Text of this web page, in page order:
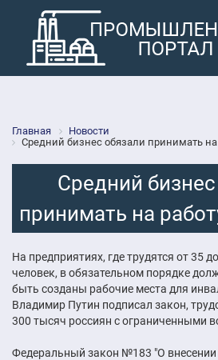
Главная
Новости
Средний бизнес обязали принимать
Средний
принимать на
На предприятиях, где трудятся от 35
человек, в обязательном порядке
быть созданы рабочие места для
Владимир Путин подписал закон,
300 тысяч россиян с ограниченными
Федеральный закон №183 "О внесении